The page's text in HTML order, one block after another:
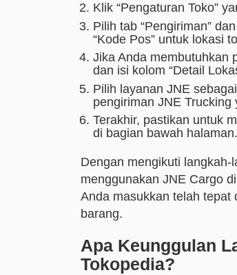
Klik “Pengaturan Toko”
Pilih tab “Pengiriman”
“Kode Pos” untuk lokasi
Jika Anda membutuhkan
dan isi kolom “Detail
Pilih layanan JNE
pengiriman JNE Trucking
Terakhir, pastikan untuk
di bagian bawah halaman.
Dengan mengikuti
menggunakan JNE Cargo
Anda masukkan telah tepat
barang.
Apa Keunggulan
Tokopedia?